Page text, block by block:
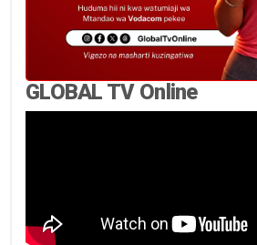
GLOBAL TV Online